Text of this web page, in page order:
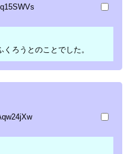
ろうとのことでした。